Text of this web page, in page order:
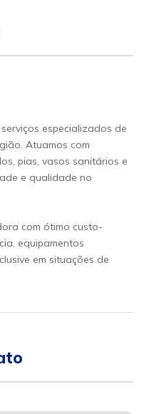
especializados de
Atuamos com
pias, vasos sanitários e
e qualidade no
com ótimo custo-
equipamentos
em situações de